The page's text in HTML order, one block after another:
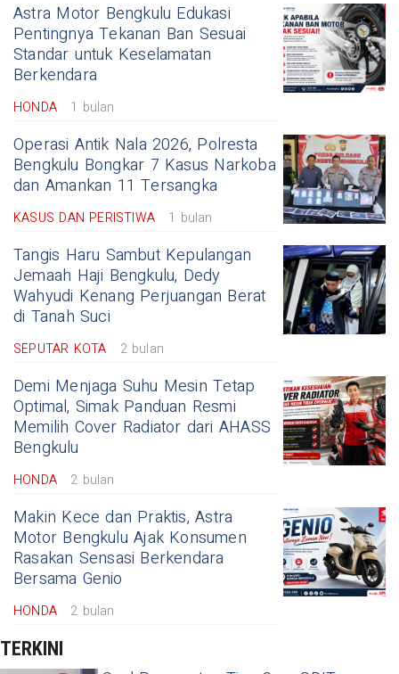
Astra Motor Bengkulu Edukasi
Pentingnya Tekanan Ban Sesuai
Standar untuk Keselamatan
Berkendara
HONDA 1 bulan
Operasi Antik Nala 2026, Polresta
Bengkulu Bongkar 7 Kasus Narkoba
dan Amankan 11 Tersangka
KASUS DAN PERISTIWA 1 bulan
Tangis Haru Sambut Kepulangan
Jemaah Haji Bengkulu, Dedy
Wahyudi Kenang Perjuangan Berat
di Tanah Suci
SEPUTAR KOTA 2 bulan
Demi Menjaga Suhu Mesin Tetap
Optimal, Simak Panduan Resmi
Memilih Cover Radiator dari AHASS
Bengkulu
HONDA 2 bulan
Makin Kece dan Praktis, Astra
Motor Bengkulu Ajak Konsumen
Rasakan Sensasi Berkendara
Bersama Genio
HONDA 2 bulan
TERKINI